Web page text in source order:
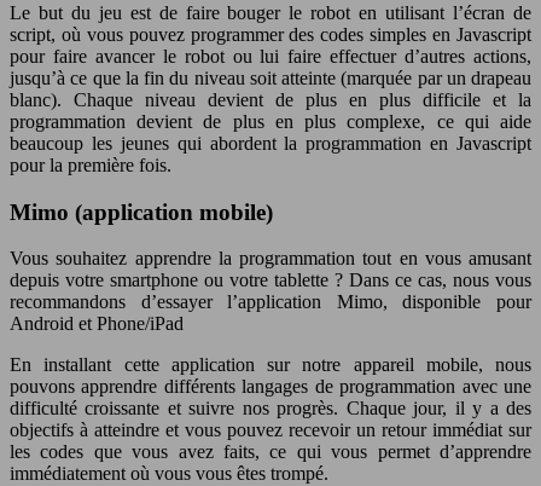
Le but du jeu est de faire bouger le robot en utilisant l’écran de
script, où vous pouvez programmer des codes simples en Javascript
pour faire avancer le robot ou lui faire effectuer d’autres actions,
jusqu’à ce que la fin du niveau soit atteinte (marquée par un drapeau
blanc). Chaque niveau devient de plus en plus difficile et la
programmation devient de plus en plus complexe, ce qui aide
beaucoup les jeunes qui abordent la programmation en Javascript
pour la première fois.
Mimo (application mobile)
Vous souhaitez apprendre la programmation tout en vous amusant
depuis votre smartphone ou votre tablette ? Dans ce cas, nous vous
recommandons d’essayer l’application Mimo, disponible pour
Android et Phone/iPad
En installant cette application sur notre appareil mobile, nous
pouvons apprendre différents langages de programmation avec une
difficulté croissante et suivre nos progrès. Chaque jour, il y a des
objectifs à atteindre et vous pouvez recevoir un retour immédiat sur
les codes que vous avez faits, ce qui vous permet d’apprendre
immédiatement où vous vous êtes trompé.